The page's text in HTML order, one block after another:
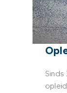
Sinds